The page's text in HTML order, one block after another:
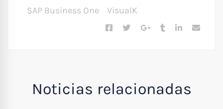
SAP Business One
VisualK
Noticias relacionadas